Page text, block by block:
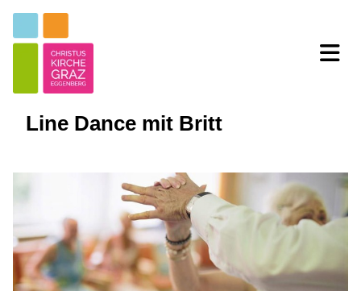
Line Dance mit Britt